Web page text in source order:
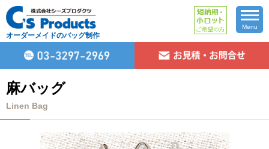
オーダーメイドのバッグ制作
Menu
麻バッグ
Linen Bag